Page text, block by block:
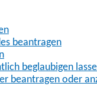
beantragen
beglaubigen
beantragen oder